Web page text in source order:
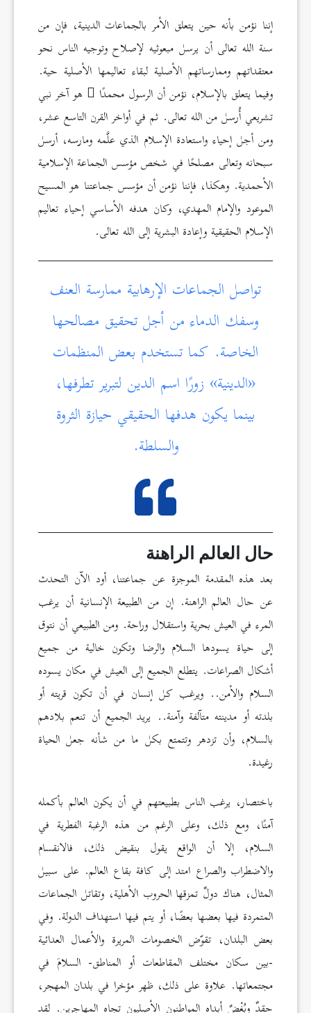
إننا نؤمن بأنه حين يتعلق الأمر بالجماعات الدينية، فإن من
سنة الله تعالى أن يرسل مبعوثيه لإصلاح وتوجيه الناس نحو
معتقداتهم وممارساتهم الأصلية لبقاء تعاليمها الأصلية حية.
وفيما يتعلق بالإسلام، نؤمن أن الرسول محمدًا
هو آخر نبي
تشريعي أُرسل من الله تعالى. ثم في أواخر القرن التاسع عشر،
ومن أجل إحياء واستعادة الإسلام الذي علَّمه ومارسه، أرسل
سبحانه وتعالى مصلحًا في شخص مؤسس الجماعة الإسلامية
الأحمدية. وهكذا، فإننا نؤمن أن مؤسس جماعتنا هو المسيح
الموعود والإمام المهدي، وكان هدفه الأساسي إحياء تعاليم
الإسلام الحقيقية وإعادة البشرية إلى الله تعالى.
تواصل الجماعات الإرهابية ممارسة العنف
وسفك الدماء من أجل تحقيق مصالحها
الخاصة. كما تستخدم بعض المنظمات
«الدينية» زورًا اسم الدين لتبرير تطرفها،
بينما يكون هدفها الحقيقي حيازة الثروة
والسلطة.
حال العالم الراهنة
بعد هذه المقدمة الموجزة عن جماعتنا، أود الآن التحدث
عن حال العالم الراهنة. إن من الطبيعة الإنسانية أن يرغب
المرء في العيش بحرية واستقلال وراحة. ومن الطبيعي أن نتوق
إلى حياة يسودها السلام والرضا وتكون خالية من جميع
أشكال الصراعات. يتطلع الجميع إلى العيش في مكان يسوده
السلام والأمن.. ويرغب كل إنسان في أن تكون قريته أو
بلدته أو مدينته متآلفة وآمنة.. يريد الجميع أن تنعم بلادهم
بالسلام، وأن تزدهر وتتمتع بكل ما من شأنه جعل الحياة
رغيدة.
باختصار، يرغب الناس بطبيعتهم في أن يكون العالم بأكمله
آمنًا، ومع ذلك، وعلى الرغم من هذه الرغبة الفطرية في
السلام، إلا أن الواقع يقول بنقيض ذلك، فالانقسام
والاضطراب والصراع امتد إلى كافة بقاع العالم. على سبيل
المثال، هناك دولٌ تمزقها الحروب الأهلية، وتقاتل الجماعات
المتمردة فيها بعضها بعضًا، أو يتم فيها استهداف الدولة. وفي
بعض البلدان، تقوّض الخصومات المريرة والأعمال العدائية
-بين سكان مختلف المقاطعات أو المناطق- السلامَ في
مجتمعاتها. علاوة على ذلك، ظهر مؤخرا في بلدان المهجر،